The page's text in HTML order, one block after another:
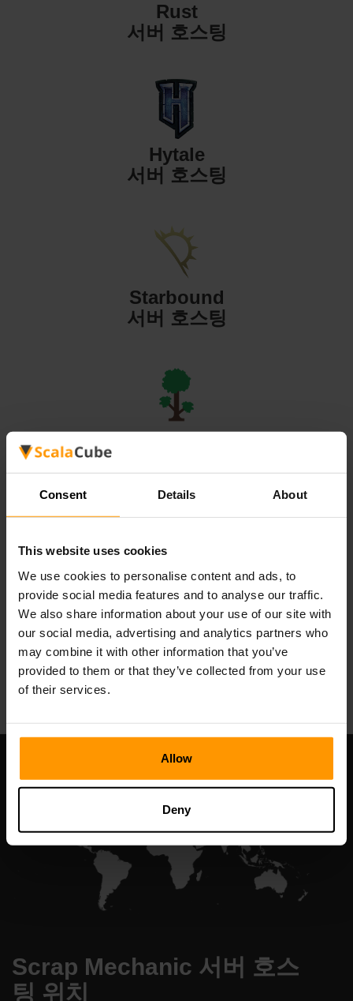
Consent Details About
This website uses cookies
We use cookies to personalise content and ads, to
provide social media features and to analyse our traffic.
We also share information about your use of our site with
our social media, advertising and analytics partners who
may combine it with other information that you’ve
provided to them or that they’ve collected from your use
of their services.
Allow
Deny
Rust
서버 호스팅
Hytale
서버 호스팅
Starbound
서버 호스팅
Valheim
서버 호스팅
All Games
Scrap Mechanic 서버 호스
팅 위치